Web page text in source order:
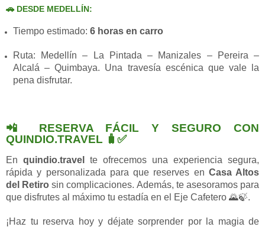
🚗 DESDE MEDELLÍN:
Tiempo estimado: 6 horas en carro
Ruta: Medellín – La Pintada – Manizales – Pereira –
Alcalá – Quimbaya. Una travesía escénica que vale la
pena disfrutar.
📲 RESERVA FÁCIL Y SEGURO CON
QUINDIO.TRAVEL 🧳✅
En quindio.travel
te ofrecemos una experiencia segura,
rápida y personalizada para que reserves en Casa Altos
del Retiro sin complicaciones. Además, te asesoramos para
que disfrutes al máximo tu estadía en el Eje Cafetero 🌄🍃.
¡Haz tu reserva hoy y déjate sorprender por la magia de